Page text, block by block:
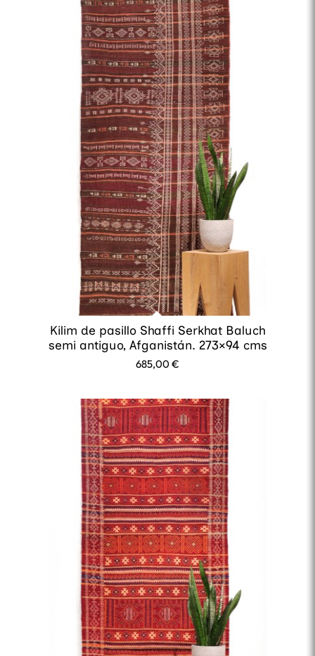
Kilim de pasillo Shaffi Serkhat Baluch
semi antiguo, Afganistán. 273×94 cms
685,00€